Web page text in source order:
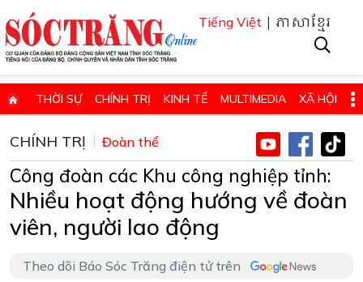
Tiếng Việt | ភាសាខ្មែរ
THỜI SỰ CHÍNH TRỊ KINH TẾ MULTIMEDIA XÃ HỘI
GIÁO DỤC - KHOA HỌC & CÔNG NGHỆ
QUỐC PHÒNG - AN NINH QUỐC TẾ SỨC KHỎE VÀ ĐỜI SỐNG
VĂN HÓA - THỂ THAO - DU LỊCH CHUYÊN ĐỀ
ĐIỂM BÁO - TIN VẮN ĐỊA PHƯƠNG THÔNG TIN CẦN BIẾT
CHÍNH TRỊ Đoàn thể
Công đoàn các Khu công nghiệp tỉnh:
Nhiều hoạt động hướng về đoàn
viên, người lao động
Theo dõi Báo Sóc Trăng điện tử trên